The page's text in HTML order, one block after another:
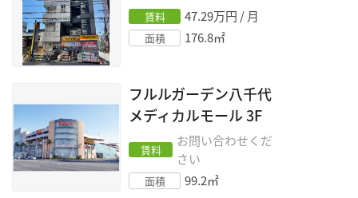
賃料 47.29万円 / 月
面積 176.8㎡
フルルガーデン八千代
メディカルモール3F
賃料
お問い合わせくだ
さい
面積 99.2㎡